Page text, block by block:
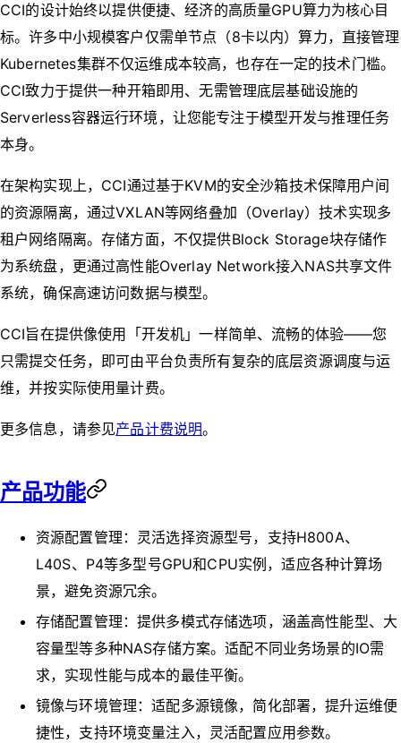
CCI的设计始终以提供便捷、经济的高质量GPU算力为核心目
标。许多中小规模客户仅需单节点（8卡以内）算力，直接管理
Kubernetes集群不仅运维成本较高，也存在一定的技术门槛。
CCI致力于提供一种开箱即用、无需管理底层基础设施的
Serverless容器运行环境，让您能专注于模型开发与推理任务
本身。
在架构实现上，CCI通过基于KVM的安全沙箱技术保障用户间
的资源隔离，通过VXLAN等网络叠加（Overlay）技术实现多
租户网络隔离。存储方面，不仅提供Block Storage块存储作
为系统盘，更通过高性能Overlay Network接入NAS共享文件
系统，确保高速访问数据与模型。
CCI旨在提供像使用「开发机」一样简单、流畅的体验——您
只需提交任务，即可由平台负责所有复杂的底层资源调度与运
维，并按实际使用量计费。
更多信息，请参见产品计费说明。
产品功能
资源配置管理：灵活选择资源型号，支持H800A、
L40S、P4等多型号GPU和CPU实例，适应各种计算场
景，避免资源冗余。
存储配置管理：提供多模式存储选项，涵盖高性能型、大
容量型等多种NAS存储方案。适配不同业务场景的IO需
求，实现性能与成本的最佳平衡。
镜像与环境管理：适配多源镜像，简化部署，提升运维便
捷性，支持环境变量注入，灵活配置应用参数。